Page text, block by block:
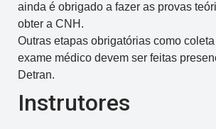
ainda é obrigado a fazer as provas
obter a CNH.
Outras etapas obrigatórias como
exame médico devem ser feitas
Detran.
Instrutores